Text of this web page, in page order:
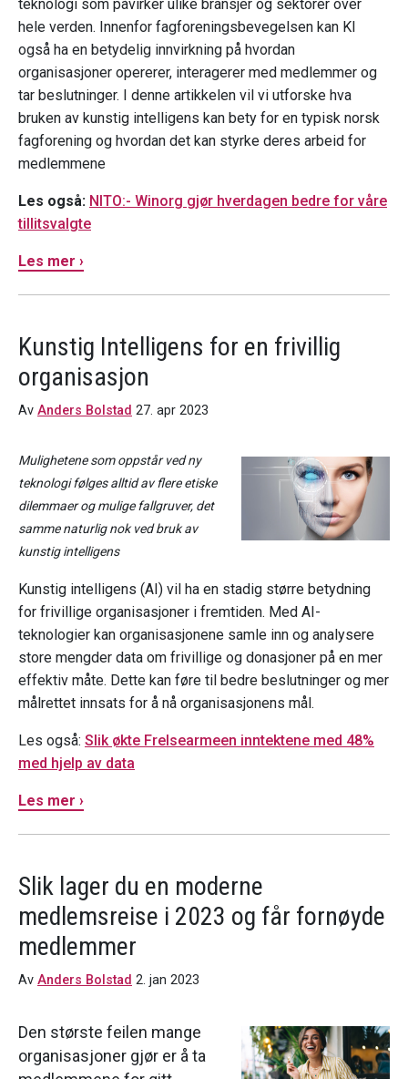
teknologi som påvirker ulike bransjer og sektorer over
hele verden. Innenfor fagforeningsbevegelsen kan KI
også ha en betydelig innvirkning på hvordan
organisasjoner opererer, interagerer med medlemmer og
tar beslutninger. I denne artikkelen vil vi utforske hva
bruken av kunstig intelligens kan bety for en typisk norsk
fagforening og hvordan det kan styrke deres arbeid for
medlemmene
Les også: NITO:- Winorg gjør hverdagen bedre for våre
tillitsvalgte
Les mer ›
Kunstig Intelligens for en frivillig
organisasjon
Av Anders Bolstad 27. apr 2023
Mulighetene som oppstår ved ny
teknologi følges alltid av flere etiske
dilemmaer og mulige fallgruver, det
samme naturlig nok ved bruk av
kunstig intelligens
Kunstig intelligens (AI) vil ha en stadig større betydning
for frivillige organisasjoner i fremtiden. Med AI-
teknologier kan organisasjonene samle inn og analysere
store mengder data om frivillige og donasjoner på en mer
effektiv måte. Dette kan føre til bedre beslutninger og mer
målrettet innsats for å nå organisasjonens mål.
Les også: Slik økte Frelsearmeen inntektene med 48%
med hjelp av data
Les mer ›
Slik lager du en moderne
medlemsreise i 2023 og får fornøyde
medlemmer
Av Anders Bolstad 2. jan 2023
Den største feilen mange
organisasjoner gjør er å ta